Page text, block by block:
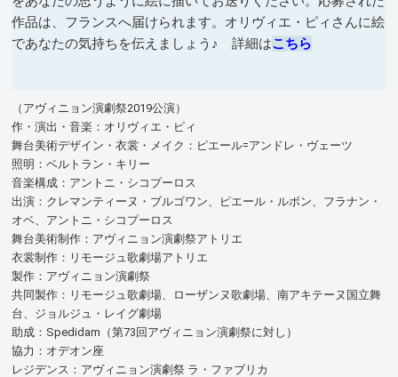
作品は、フランスへ届けられます。オリヴィエ・ピィさんに絵
であなたの気持ちを伝えましょう♪ 詳細はこちら
（アヴィニョン演劇祭2019公演）
作・演出・音楽：オリヴィエ・ピィ
舞台美術デザイン・衣裳・メイク：ピエール=アンドレ・ヴェーツ
照明：ベルトラン・キリー
音楽構成：アントニ・シコプーロス
出演：クレマンティーヌ・ブルゴワン、ピエール・ルボン、フラナン・
オベ、アントニ・シコプーロス
舞台美術制作：アヴィニョン演劇祭アトリエ
衣裳制作：リモージュ歌劇場アトリエ
製作：アヴィニョン演劇祭
共同製作：リモージュ歌劇場、ローザンヌ歌劇場、南アキテーヌ国立舞
台、ジョルジュ・レイグ劇場
助成：Spedidam（第73回アヴィニョン演劇祭に対し）
協力：オデオン座
レジデンス：アヴィニョン演劇祭 ラ・ファブリカ